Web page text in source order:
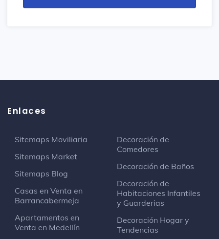
Enlaces
Sitemaps Moviliaria
Sitemaps Market
Sitemaps Blog
Casas en Venta en
Barrancabermeja
Apartamentos en
Venta en Medellín
Decoración de
Comedores
Decoración de Baños
Decoración de
Habitaciones Infantiles
y Guarderias
Decoración Hogar y
Tendencias